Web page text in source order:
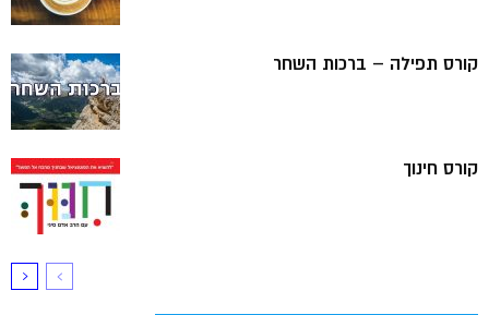
קורס תפילה – ברכות השחר
קורס חינוך